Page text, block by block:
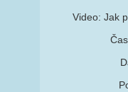
Video: Jak